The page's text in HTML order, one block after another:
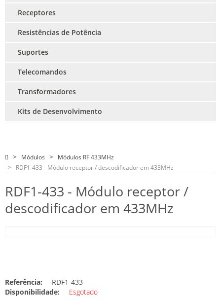
Receptores
Resistências de Potência
Suportes
Telecomandos
Transformadores
Kits de Desenvolvimento
Módulos
Módulos RF 433MHz
RDF1-433 - Módulo receptor / descodificador em 433MHz
RDF1-433 - Módulo receptor /
descodificador em 433MHz
Referência:
RDF1-433
Disponibilidade:
Esgotado